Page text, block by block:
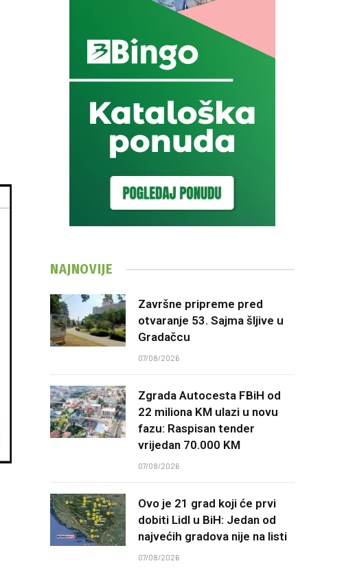
NAJNOVIJE
Završne pripreme pred
otvaranje 53. Sajma šljive u
Gradačcu
07/08/2026
Zgrada Autocesta FBiH od
22 miliona KM ulazi u novu
fazu: Raspisan tender
vrijedan 70.000 KM
07/08/2026
Ovo je 21 grad koji će prvi
dobiti Lidl u BiH: Jedan od
najvećih gradova nije na listi
07/08/2026